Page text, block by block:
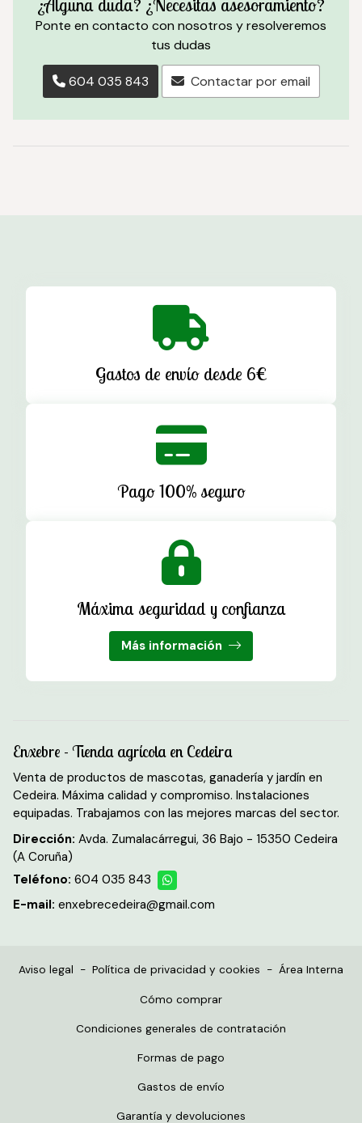
¿Alguna duda? ¿Necesitas asesoramiento?
Ponte en contacto con nosotros y resolveremos
tus dudas
604 035 843 Contactar por email
Gastos de envío desde 6€
Pago 100% seguro
Máxima seguridad y confianza
Más información
Enxebre - Tienda agrícola en Cedeira
Venta de productos de mascotas, ganadería y jardín en
Cedeira. Máxima calidad y compromiso. Instalaciones
equipadas. Trabajamos con las mejores marcas del sector.
Dirección: Avda. Zumalacárregui, 36 Bajo - 15350 Cedeira
(A Coruña)
Teléfono: 604 035 843
E-mail: enxebrecedeira@gmail.com
Aviso legal - Política de privacidad y cookies - Área Interna
Cómo comprar
Condiciones generales de contratación
Formas de pago
Gastos de envío
Garantía y devoluciones